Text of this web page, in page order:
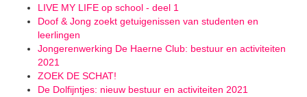
LIVE MY LIFE op school - deel 1
Doof & Jong zoekt getuigenissen van studenten en
leerlingen
Jongerenwerking De Haerne Club: bestuur en activiteiten
2021
ZOEK DE SCHAT!
De Dolfijntjes: nieuw bestuur en activiteiten 2021